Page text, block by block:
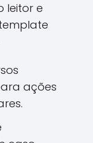
leitor e
ações